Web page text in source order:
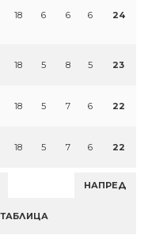
18 6 6 6 24
18 5 8 5 23
18 5 7 6 22
18 5 7 6 22
НАПРЕД